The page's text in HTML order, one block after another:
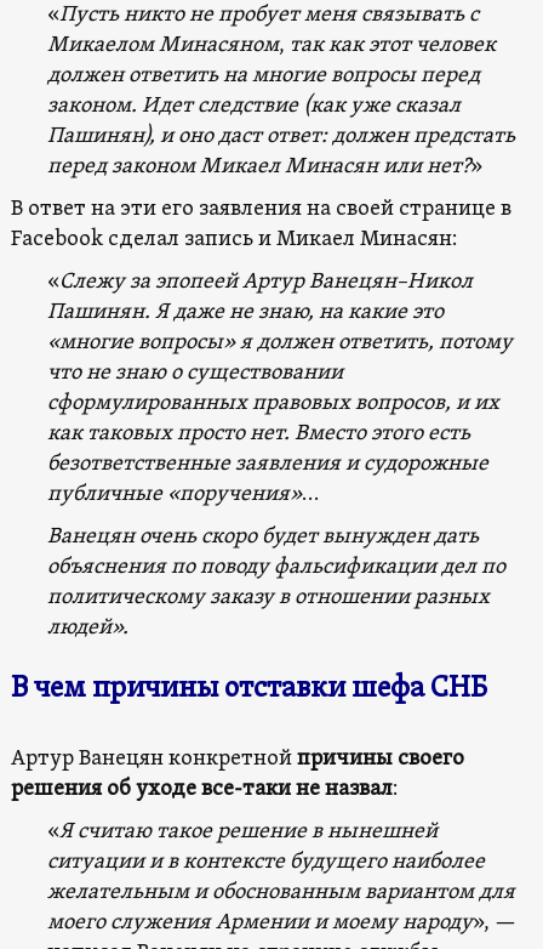
«Пусть никто не пробует меня связывать с
Микаелом Минасяном, так как этот человек
должен ответить на многие вопросы перед
законом. Идет следствие (как уже сказал
Пашинян), и оно даст ответ: должен предстать
перед законом Микаел Минасян или нет?»
В ответ на эти его заявления на своей странице в
Facebook сделал запись и Микаел Минасян:
«Слежу за эпопеей Артур Ванецян–Никол
Пашинян. Я даже не знаю, на какие это
«многие вопросы» я должен ответить, потому
что не знаю о существовании
сформулированных правовых вопросов, и их
как таковых просто нет. Вместо этого есть
безответственные заявления и судорожные
публичные «поручения»…
Ванецян очень скоро будет вынужден дать
объяснения по поводу фальсификации дел по
политическому заказу в отношении разных
людей».
В чем причины отставки шефа СНБ
Артур Ванецян конкретнойпричины своего
решения об уходе все-таки не назвал:
«Я считаю такое решение в нынешней
ситуации и в контексте будущего наиболее
желательным и обоснованным вариантом для
моего служения Армении и моему народу», —